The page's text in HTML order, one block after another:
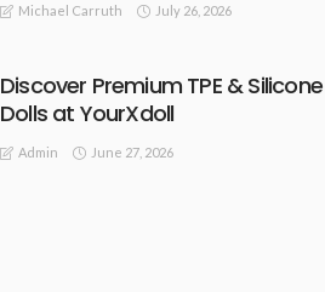
Michael Carruth July 26, 2026
Discover Premium TPE &
Dolls at YourXdoll
Admin June 27, 2026